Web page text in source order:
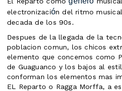
electronización del ritmo
decada de los 90s.
Despues de la llegada de la
poblacion comun, los chicos
elemento que concemos como
de Guaguanco y los bajos al
conforman los elementos mas
EL Reparto o Ragga Morffa, a